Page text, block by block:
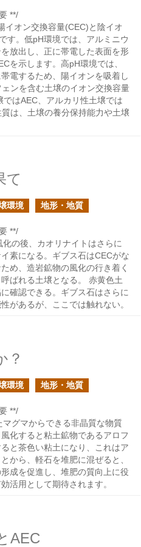
**/
イオン交換容量(CEC)と陰イオ
す。低pH環境では、アルミニウ
放出し、正に帯電した表面を形
を示します。高pH環境では、
電するため、陽イオンを吸着し
ンを含む土壌のイオン交換容量
はAEC、アルカリ性土壌では
は、土壌の養分保持能力や土壌
て
環境 地形・地質
**/
の後、カオリナイトはさらに
素になる。ギブス石はCECがな
め、造岩鉱物の風化の行き着く
ばれる土壌となる。 赤黄色土
確認できる。ギブス石はさらに
があるが、ここでは触れない。
？
環境 地形・地質
**/
グマからできる非晶質な物質
化すると粘土鉱物であるアロフ
と茶色い粘土になり、これはア
から、軽石を堆肥に混ぜると、
成を促進し、堆肥の質向上に役
活用として期待されます。
AEC